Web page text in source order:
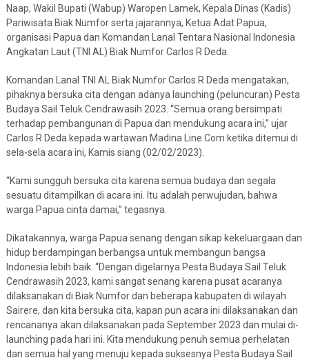
Naap, Wakil Bupati (Wabup) Waropen Lamek, Kepala Dinas (Kadis)
Pariwisata Biak Numfor serta jajarannya, Ketua Adat Papua,
organisasi Papua dan Komandan Lanal Tentara Nasional Indonesia
Angkatan Laut (TNI AL) Biak Numfor Carlos R Deda.
Komandan Lanal TNI AL Biak Numfor Carlos R Deda mengatakan,
pihaknya bersuka cita dengan adanya launching (peluncuran) Pesta
Budaya Sail Teluk Cendrawasih 2023. “Semua orang bersimpati
terhadap pembangunan di Papua dan mendukung acara ini,” ujar
Carlos R Deda kepada wartawan Madina Line.Com ketika ditemui di
sela-sela acara ini, Kamis siang (02/02/2023).
“Kami sungguh bersuka cita karena semua budaya dan segala
sesuatu ditampilkan di acara ini. Itu adalah perwujudan, bahwa
warga Papua cinta damai,” tegasnya.
Dikatakannya, warga Papua senang dengan sikap kekeluargaan dan
hidup berdampingan berbangsa untuk membangun bangsa
Indonesia lebih baik. “Dengan digelarnya Pesta Budaya Sail Teluk
Cendrawasih 2023, kami sangat senang karena pusat acaranya
dilaksanakan di Biak Numfor dan beberapa kabupaten di wilayah
Sairere, dan kita bersuka cita, kapan pun acara ini dilaksanakan dan
rencananya akan dilaksanakan pada September 2023 dan mulai di-
launching pada hari ini. Kita mendukung penuh semua perhelatan
dan semua hal yang menuju kepada suksesnya Pesta Budaya Sail